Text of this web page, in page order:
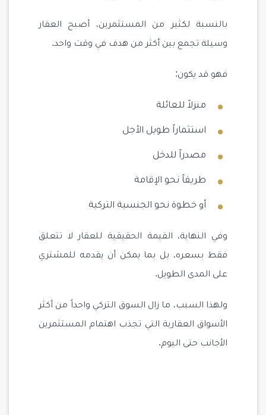
بالنسبة لكثير من المستثمرين، أصبح العقار
وسيلة تجمع بين أكثر من هدف في وقت واحد.
فهو قد يكون:
منزلاً للعائلة
استثماراً طويل الأجل
مصدراً للدخل
طريقاً نحو الإقامة
أو خطوة نحو الجنسية التركية
وفي النهاية، القيمة الحقيقية للعقار لا تتعلق
فقط بسعره، بل بما يمكن أن يقدمه للمشتري
على المدى الطويل.
ولهذا السبب، ما زال السوق التركي واحداً من أكثر
الأسواق العقارية التي تجذب اهتمام المستثمرين
الأجانب حتى اليوم.